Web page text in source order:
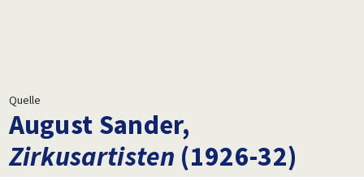
Quelle
August Sander,
Zirkusartisten (1926-32)